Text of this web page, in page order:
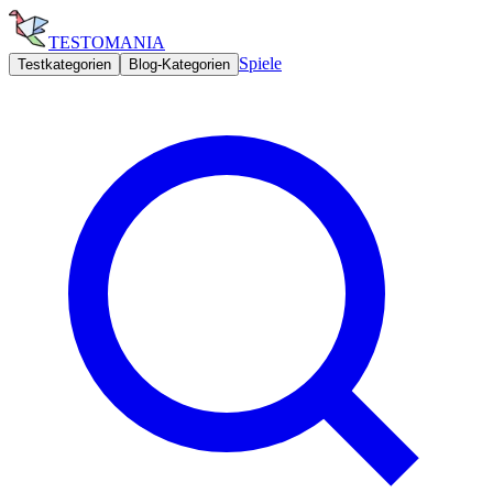
TESTOMANIA
Testkategorien Blog-Kategorien Spiele